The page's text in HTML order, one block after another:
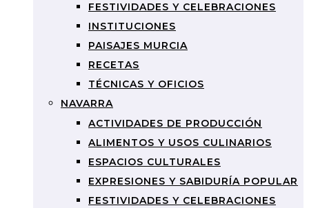
FESTIVIDADES Y CELEBRACIONES
INSTITUCIONES
PAISAJES MURCIA
RECETAS
TÉCNICAS Y OFICIOS
NAVARRA
ACTIVIDADES DE PRODUCCIÓN
ALIMENTOS Y USOS CULINARIOS
ESPACIOS CULTURALES
EXPRESIONES Y SABIDURÍA POPULAR
FESTIVIDADES Y CELEBRACIONES